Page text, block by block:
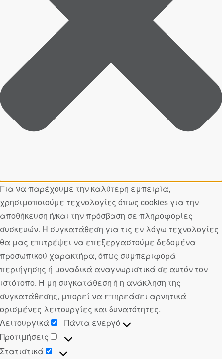
Για να παρέχουμε την καλύτερη εμπειρία,
χρησιμοποιούμε τεχνολογίες όπως cookies για την
αποθήκευση ή/και την πρόσβαση σε πληροφορίες
συσκευών. Η συγκατάθεση για τις εν λόγω τεχνολογίες
θα μας επιτρέψει να επεξεργαστούμε δεδομένα
προσωπικού χαρακτήρα, όπως συμπεριφορά
περιήγησης ή μοναδικά αναγνωριστικά σε αυτόν τον
ιστότοπο. Η μη συγκατάθεση ή η ανάκληση της
συγκατάθεσης, μπορεί να επηρεάσει αρνητικά
ορισμένες λειτουργίες και δυνατότητες.
Λειτουργικά
Πάντα ενεργό
Προτιμήσεις
Στατιστικά